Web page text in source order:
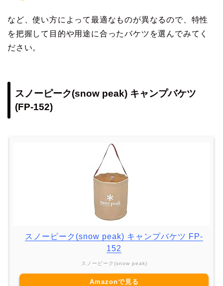
など、使い方によって最適なものが異なるので、特性
を把握して目的や用途に合ったバケツを選んでみてく
ださい。
スノーピーク(snow peak) キャンプバケツ
(FP-152)
スノーピーク(snow peak) キャンプバケツ FP-
152
スノーピーク(snow peak)
Amazonで見る